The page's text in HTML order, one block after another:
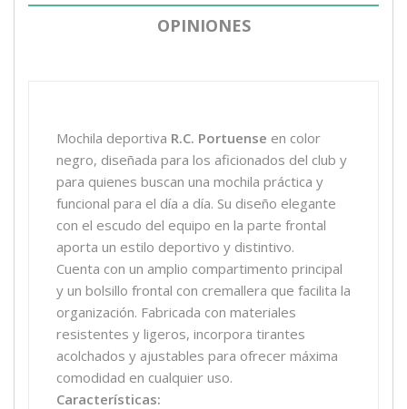
OPINIONES
Mochila deportiva R.C. Portuense en color
negro, diseñada para los aficionados del club y
para quienes buscan una mochila práctica y
funcional para el día a día. Su diseño elegante
con el escudo del equipo en la parte frontal
aporta un estilo deportivo y distintivo.
Cuenta con un amplio compartimento principal
y un bolsillo frontal con cremallera que facilita la
organización. Fabricada con materiales
resistentes y ligeros, incorpora tirantes
acolchados y ajustables para ofrecer máxima
comodidad en cualquier uso.
Características: